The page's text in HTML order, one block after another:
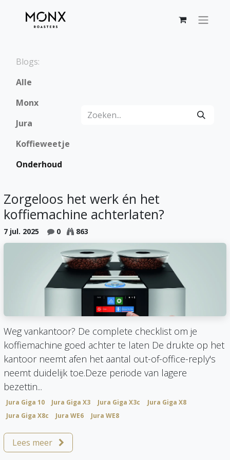
Blogs:
Alle
Monx
Jura
Koffieweetje
Onderhoud
Zorgeloos het werk én het
koffiemachine achterlaten?
7 jul. 2025 0 863
Weg vankantoor? De complete checklist om je
koffiemachine goed achter te laten De drukte op het
kantoor neemt afen het aantal out-of-office-reply's
neemt duidelijk toe.Deze periode van lagere
bezettin...
Jura Giga 10 Jura Giga X3 Jura Giga X3c
Jura Giga X8
Jura Giga X8c
Jura WE6 Jura WE8
Lees meer